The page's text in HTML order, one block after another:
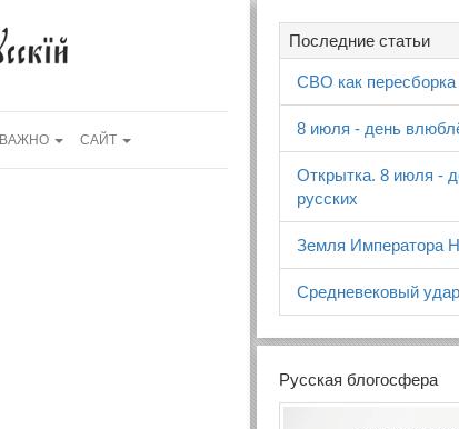
ВАЖНО САЙТ
Последние статьи
СВО как пересборка
8 июля - день
Открытка. 8 июля -
русских
Земля Императора
Средневековый
Русская блогосфера